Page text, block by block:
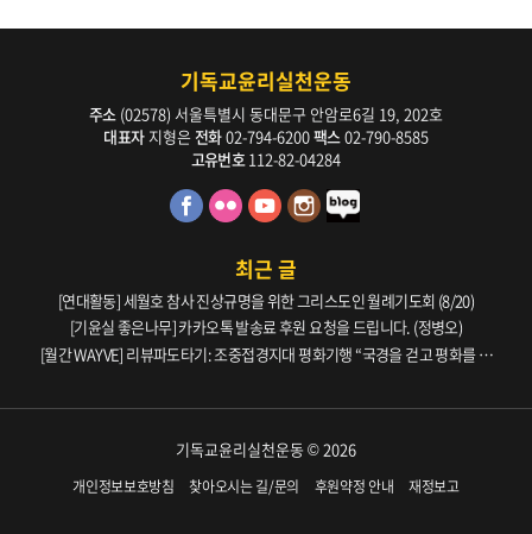
기독교윤리실천운동
주소 (02578) 서울특별시 동대문구 안암로6길 19, 202호
대표자지형은 전화02-794-6200팩스 02-790-8585
고유번호 112-82-04284
최근 글
[연대활동] 세월호 참사 진상규명을 위한 그리스도인 월례기도회 (8/20)
[기윤실 좋은나무] 카카오톡 발송료 후원 요청을 드립니다. (정병오)
[월간 WAYVE] 리뷰파도타기: 조중접경지대 평화기행 “국경을 걷고 평화를 생
기독교윤리실천운동 © 2026
개인정보보호방침 찾아오시는 길/문의 후원약정 안내 재정보고